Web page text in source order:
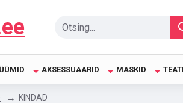
AKSESSUAARID MASKID
KINDAD